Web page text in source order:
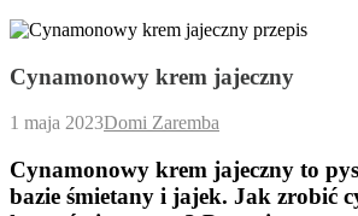
Cynamonowy krem jajeczny
1 maja 2023Domi Zaremba
Cynamonowy krem jajeczny to
bazie śmietany i jajek. Jak zrobić